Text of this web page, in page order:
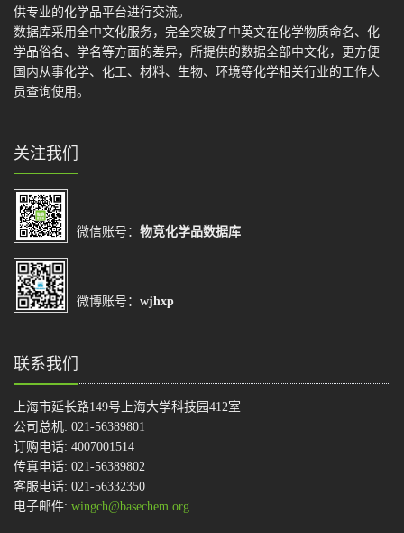
供专业的化学品平台进行交流。
数据库采用全中文化服务，完全突破了中英文在化学物质命名、化
学品俗名、学名等方面的差异，所提供的数据全部中文化，更方便
国内从事化学、化工、材料、生物、环境等化学相关行业的工作人
员查询使用。
关注我们
微信账号： 物竞化学品数据库
微博账号： wjhxp
联系我们
上海市延长路149号上海大学科技园412室
公司总机: 021-56389801
订购电话: 4007001514
传真电话: 021-56389802
客服电话: 021-56332350
电子邮件: wingch@basechem.org